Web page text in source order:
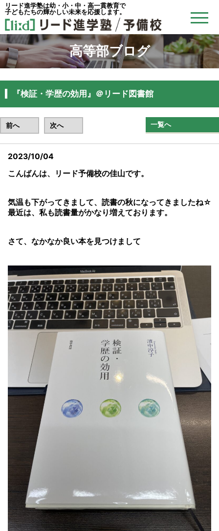
リード進学塾は幼・小・中・高一貫教育で
子どもたちの輝かしい未来を応援します。
高等部ブログ
『検証・学歴の効用』＠リード図書館
前へ 次へ 一覧へ
2023/10/04
こんばんは、リード予備校の佳山です。
気温も下がってきまして、読書の秋になってきましたね☆
最近は、私も読書量がかなり増えております。
さて、なかなか良い本を見つけまして